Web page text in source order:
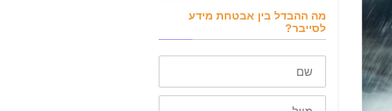
מה ההבדל בין אבטחת מידע
לסייבר?
שם
דוא"ל